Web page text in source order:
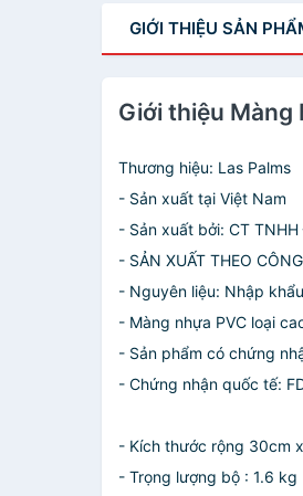
GIỚI THIỆU SẢN
Giới thiệu
Thương hiệu: Las Palms
- Sản xuất tại Việt Nam
- Sản xuất bởi: CT
- SẢN XUẤT THEO
- Nguyên liệu: Nhập
- Màng nhựa PVC loại
- Sản phẩm có chứng
- Chứng nhận quốc tế:
- Kích thước rộng 30cm
- Trọng lượng bộ : 1.6 kg